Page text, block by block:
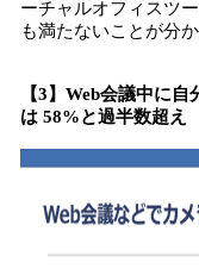
ーチャルオフィスツ
も満たないことが分か
【3】Web会議中に
は 58%と過半数超え